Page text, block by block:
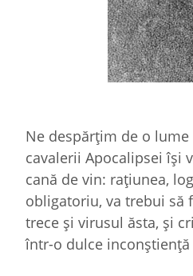
Ne despărţim de o
cavalerii Apocalipsei îşi
cană de vin: raţiunea,
obligatoriu, va trebui să
trece şi virusul ăsta, şi
într-o dulce